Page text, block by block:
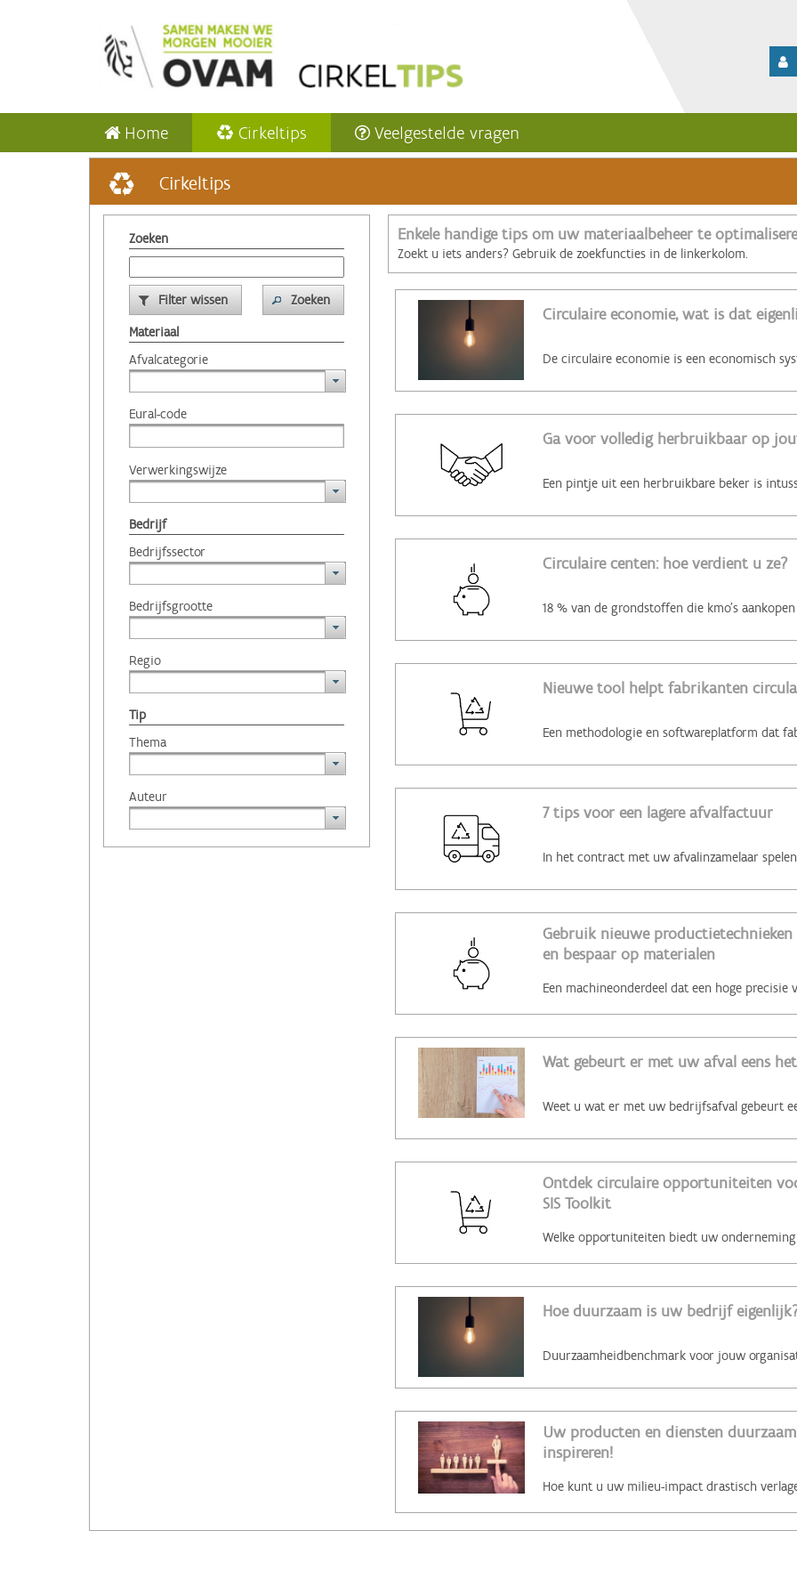
Home Cirkeltips Veelgestelde vragen
Cirkeltips
Zoeken
Filter wissen
Zoeken
Materiaal
Afvalcategorie
Eural-code
Verwerkingswijze
Bedrijf
Bedrijfssector
Bedrijfsgrootte
Regio
Tip
Thema
Auteur
Enkele handige tips om uw materiaalbeheer te
Zoekt u iets anders? Gebruik de zoekfuncties in de linkerkolom.
Circulaire economie, wat is dat
Ga voor volledig herbruikbaar op
Circulaire centen: hoe verdient u ze?
Nieuwe tool helpt fabrikanten
7 tips voor een lagere afvalfactuur
Gebruik nieuwe
en bespaar op materialen
Wat gebeurt er met uw afval eens
Ontdek circulaire opportuniteiten
SIS Toolkit
Hoe duurzaam is uw bedrijf
Uw producten en diensten
inspireren!